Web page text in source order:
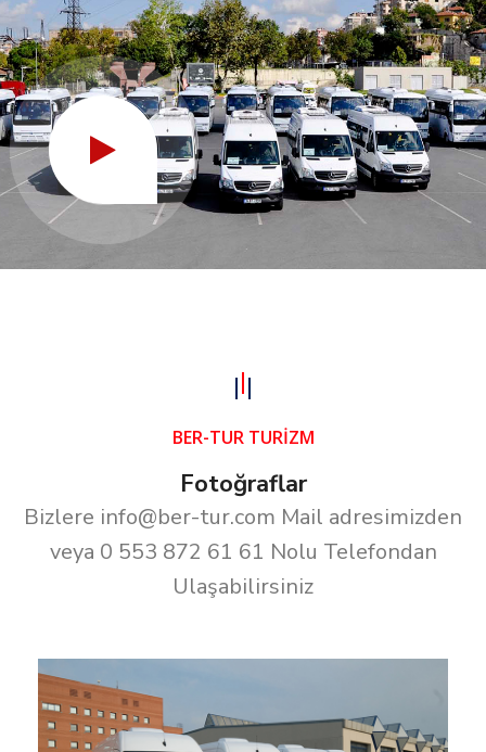
BER-TUR TURİZM
Fotoğraflar
Bizlere info@ber-tur.com Mail adresimizden
veya 0 553 872 61 61 Nolu Telefondan
Ulaşabilirsiniz